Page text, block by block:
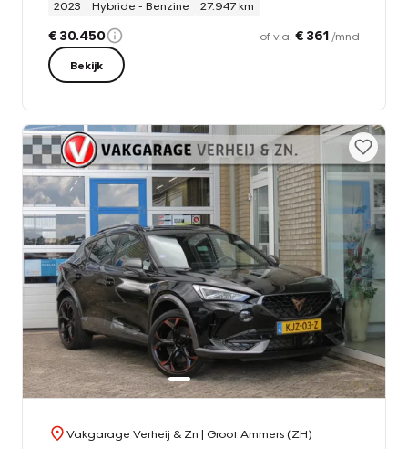
2023
Hybride - Benzine 27.947 km
€ 30.450 of v.a. € 361 /mnd
Bekijk
Vakgarage Verheij & Zn | Groot Ammers (ZH)